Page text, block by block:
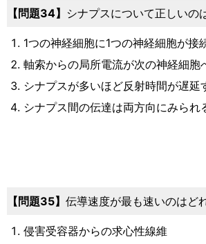
34 シナプスについて正しいの
1つの神経細胞に1つの神経細胞が接
軸索からの局所電流が次の神経細胞
シナプスが多いほど反射時間が遅延
シナプス間の伝達は両方向にみられ
35 伝導速度が最も速いのはど
侵害受容器からの求心性線維